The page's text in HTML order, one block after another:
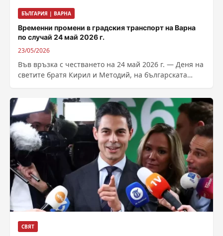
БЪЛГАРИЯ | ВАРНА
Временни промени в градския транспорт на Варна
по случай 24 май 2026 г.
23/05/2026
Във връзка с честването на 24 май 2026 г. — Деня на
светите братя Кирил и Методий, на българската
СВЯТ